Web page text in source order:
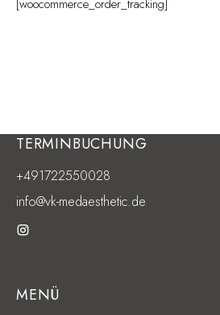
[woocommerce_order_tracking]
TERMINBUCHUNG
+491722550028
info@vk-medaesthetic.de
MENÜ